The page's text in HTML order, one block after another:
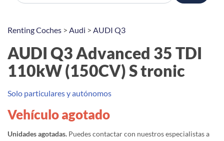
Renting Coches > Audi > AUDI Q3
AUDI Q3 Advanced 35 TDI
110kW (150CV) S tronic
Solo particulares y autónomos
Vehículo agotado
Unidades agotadas. Puedes contactar con nuestros especialistas a